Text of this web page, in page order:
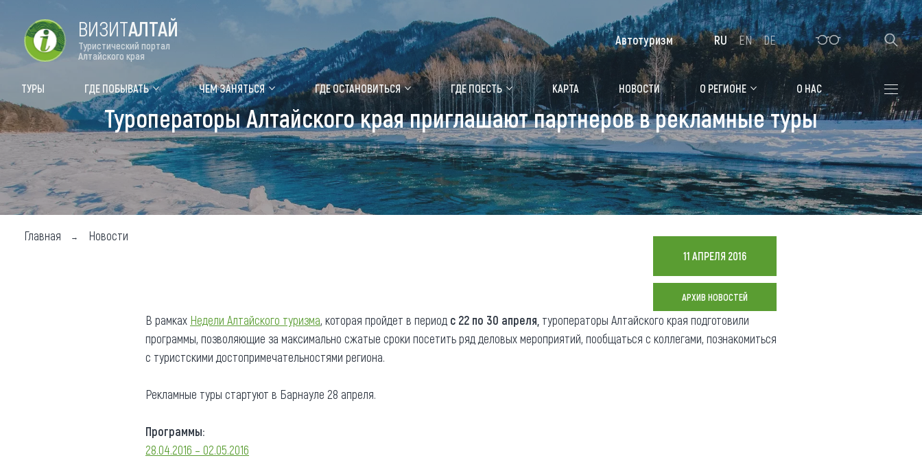
Цветение маральника Медицинский форум Алтайская зимовка
Туры Где побывать
Объекты природы
Объекты истории и культуры
Объекты развлечений
Чем заняться
Календарь событий
Аудиогид
Мой маршрут
Где остановиться
Санатории
Гостиницы, отели
Коттеджи, базы
Сельские усадьбы
Мотели, придорожные отели
Карта
Новости
Что привезти (сувениры)
О регионе Коллекция впечатлений
ВИЗИТАЛТАЙ
Туристический портал
Алтайского края
ТУРЫ ГДЕ ПОБЫВАТЬ ЧЕМ ЗАНЯТЬСЯ ГДЕ ОСТАНОВИТЬСЯ ГДЕ ПОЕСТЬ КАРТА НОВОСТИ О РЕГИОНЕ О НАС
Автотуризм RU EN DE
Туроператоры Алтайского края приглашают партнеров в рекламные туры
Главная Новости
11 АПРЕЛЯ 2016
АРХИВ НОВОСТЕЙ
В рамках Недели Алтайского туризма, которая пройдет в период с 22 по 30 апреля, туроператоры Алтайского края подготовили
программы, позволяющие за максимально сжатые сроки посетить ряд деловых мероприятий, пообщаться с коллегами, познакомиться
с туристскими достопримечательностями региона.
Рекламные туры стартуют в Барнауле 28 апреля.
Программы:
28.04.2016 – 02.05.2016